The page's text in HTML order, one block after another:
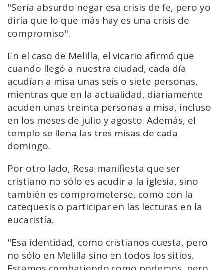
"Sería absurdo negar esa crisis de fe, pero yo
diría que lo que más hay es una crisis de
compromiso".
En el caso de Melilla, el vicario afirmó que
cuando llegó a nuestra ciudad, cada día
acudían a misa unas seis o siete personas,
mientras que en la actualidad, diariamente
acuden unas treinta personas a misa, incluso
en los meses de julio y agosto. Además, el
templo se llena las tres misas de cada
domingo.
Por otro lado, Resa manifiesta que ser
cristiano no sólo es acudir a la iglesia, sino
también es comprometerse, como con la
catequesis o participar en las lecturas en la
eucaristía.
"Esa identidad, como cristianos cuesta, pero
no sólo en Melilla sino en todos los sitios.